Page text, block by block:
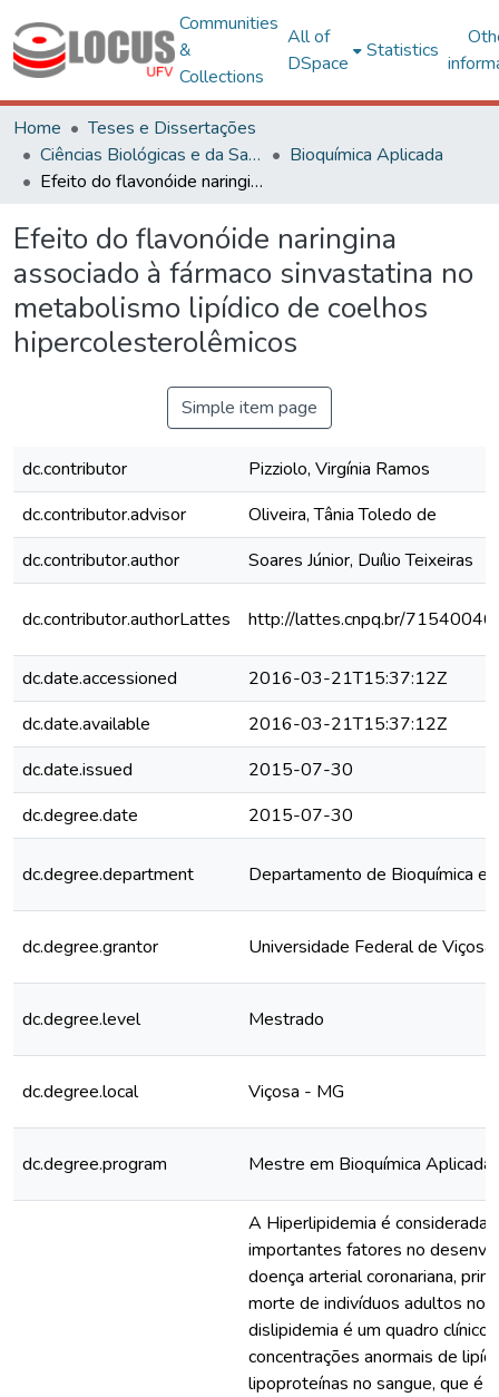
Communities
&
Collections
All of
DSpace
Statistics
Home
Teses e Dissertações
Ciências Biológicas e da Saúde
Bioquímica Aplicada
Efeito do flavonóide naringina associado à fármaco sinvastatina no metabolismo lipídico de coelhos hipercolesterolêmicos
Efeito do flavonóide naringina
associado à fármaco sinvastatina no
metabolismo lipídico de coelhos
hipercolesterolêmicos
Simple item page
dc.contributor
Pizziolo, Virgínia Ramos
dc.contributor.advisor
Oliveira, Tânia Toledo de
dc.contributor.author
Soares Júnior, Duílio Teixeiras
dc.contributor.authorLattes http://lattes.cnpq.br/
dc.date.accessioned
2016-03-21T15:37:12Z
dc.date.available
2016-03-21T15:37:12Z
dc.date.issued
2015-07-30
dc.degree.date
2015-07-30
dc.degree.department Departamento de Bioquímica e
dc.degree.grantor Universidade Federal de Viçosa
dc.degree.level Mestrado
dc.degree.local Viçosa - MG
dc.degree.program Mestre em Bioquímica Aplicada
A Hiperlipidemia é considerada
importantes fatores no
doença arterial coronariana,
morte de indivíduos adultos no
dislipidemia é um quadro clínico
concentrações anormais de
lipoproteínas no sangue, que é